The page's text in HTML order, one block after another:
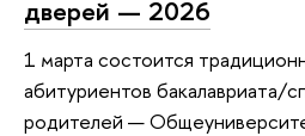
дверей — 2026
1 марта состоится
абитуриентов бакалавриата/
родителей —